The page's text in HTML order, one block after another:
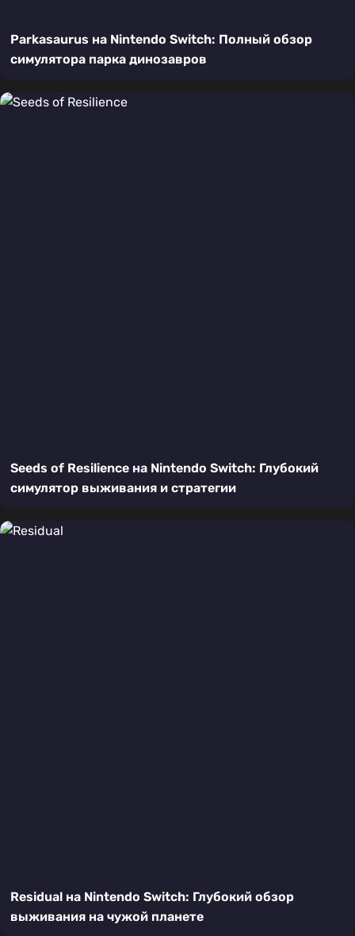
Parkasaurus на Nintendo Switch: Полный обзор
симулятора парка динозавров
Seeds of Resilience на Nintendo Switch: Глубокий
симулятор выживания и стратегии
Residual на Nintendo Switch: Глубокий обзор
выживания на чужой планете